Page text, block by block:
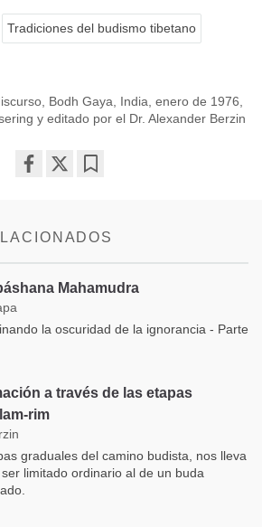
Tradiciones del budismo tibetano
Bodh Gaya, India, enero de 1976,
y editado por el Dr. Alexander Berzin
Mahamudra
la oscuridad de la ignorancia - Parte
a través de las etapas
rim
graduales del camino budista, nos lleva
limitado ordinario al de un buda